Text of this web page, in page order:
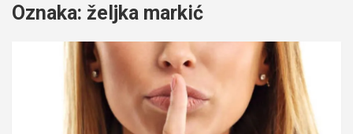
Oznaka: željka markić